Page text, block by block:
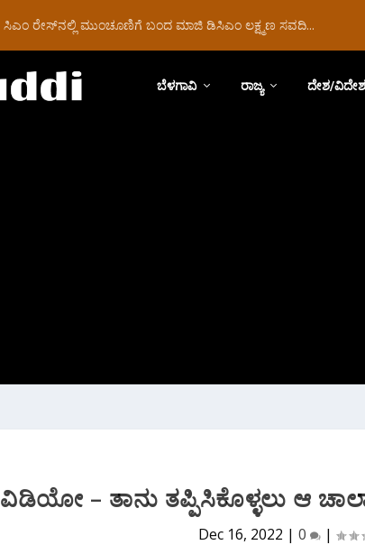
ಸಿಎಂ ರೇಸ್‌ನಲ್ಲಿ ಮುಂಚೂಣಿಗೆ ಬಂದ ಮಾಜಿ ಡಿಸಿಎಂ ಲಕ್ಷ್ಮಣ ಸವದಿ...
ಬೆಳಗಾವಿ ರಾಜ್ಯ ದೇಶ/ವಿದೇಶ
ವಿಡಿಯೋ – ತಾನು ತಪ್ಪಿಸಿಕೊಳ್ಳಲು ಆ
Dec 16, 2022 |0 |